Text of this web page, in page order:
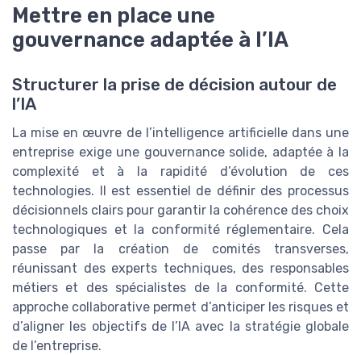
Mettre en place une
gouvernance adaptée à l’IA
Structurer la prise de décision autour de
l’IA
La mise en œuvre de l’intelligence artificielle dans une
entreprise exige une gouvernance solide, adaptée à la
complexité et à la rapidité d’évolution de ces
technologies. Il est essentiel de définir des processus
décisionnels clairs pour garantir la cohérence des choix
technologiques et la conformité réglementaire. Cela
passe par la création de comités transverses,
réunissant des experts techniques, des responsables
métiers et des spécialistes de la conformité. Cette
approche collaborative permet d’anticiper les risques et
d’aligner les objectifs de l’IA avec la stratégie globale
de l’entreprise.